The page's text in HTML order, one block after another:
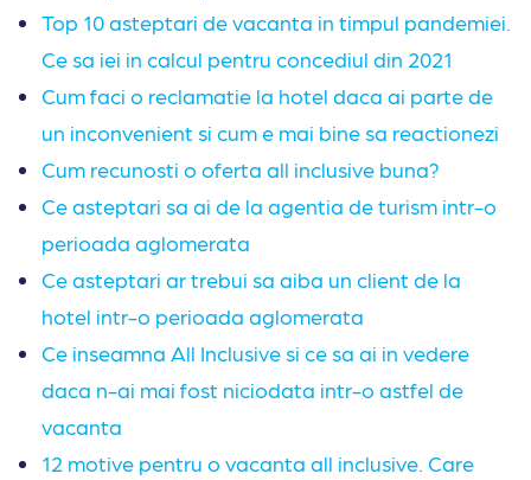
Top 10 asteptari de vacanta in timpul pandemiei.
Ce sa iei in calcul pentru concediul din 2021
Cum faci o reclamatie la hotel daca ai parte de
un inconvenient si cum e mai bine sa reactionezi
Cum recunosti o oferta all inclusive buna?
Ce asteptari sa ai de la agentia de turism intr-o
perioada aglomerata
Ce asteptari ar trebui sa aiba un client de la
hotel intr-o perioada aglomerata
Ce inseamna All Inclusive si ce sa ai in vedere
daca n-ai mai fost niciodata intr-o astfel de
vacanta
12 motive pentru o vacanta all inclusive. Care